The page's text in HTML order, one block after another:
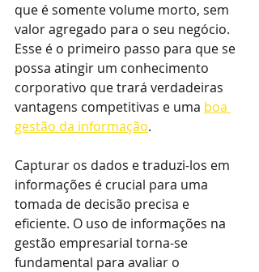
que é somente volume morto, sem
valor agregado para o seu negócio.
Esse é o primeiro passo para que se
possa atingir um conhecimento
corporativo que trará verdadeiras
vantagens competitivas e uma boa
gestão da informação.
Capturar os dados e traduzi-los em
informações é crucial para uma
tomada de decisão precisa e
eficiente. O uso de informações na
gestão empresarial torna-se
fundamental para avaliar o